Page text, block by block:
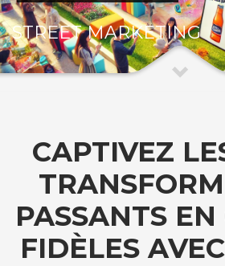
STREET MARKETING
CAPTIVEZ
PASSANTS
FIDÈLES